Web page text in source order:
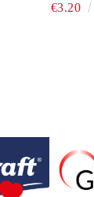
€3.20